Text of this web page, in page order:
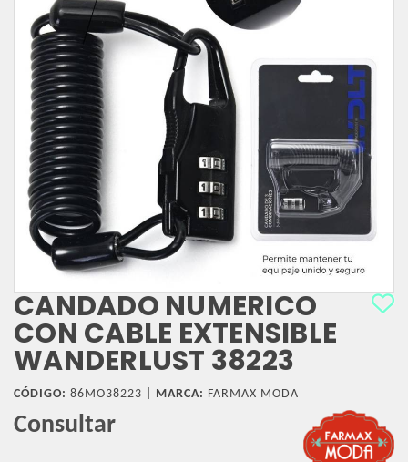
CANDADO NUMERICO
CON CABLE EXTENSIBLE
WANDERLUST 38223
CÓDIGO: 86MO38223 | MARCA: FARMAX MODA
Consultar